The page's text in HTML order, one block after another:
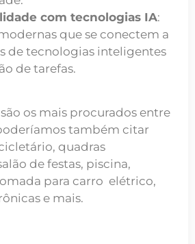
com tecnologias IA:
que se conectem a
de tecnologias inteligentes
de tarefas.
os mais procurados entre
também citar
quadras
de festas, piscina,
para carro elétrico,
e mais.